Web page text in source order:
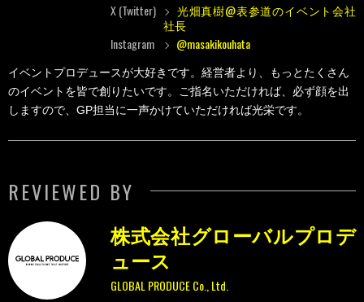
X (Twitter)
光畑真樹@表参道のイベント会社
社長
Instagram
@masakikouhata
イベントプロデュースが大好きです。経営者より、もっとたくさん
のイベントを皆で創りたいです。ご指名いただければ、必ず顔を出
しますので、GP担当に一声かけていただければ光栄です。
REVIEWED BY
GLOBAL PRODUCE Co., Ltd.
株式会社グローバルプロデ
ュース